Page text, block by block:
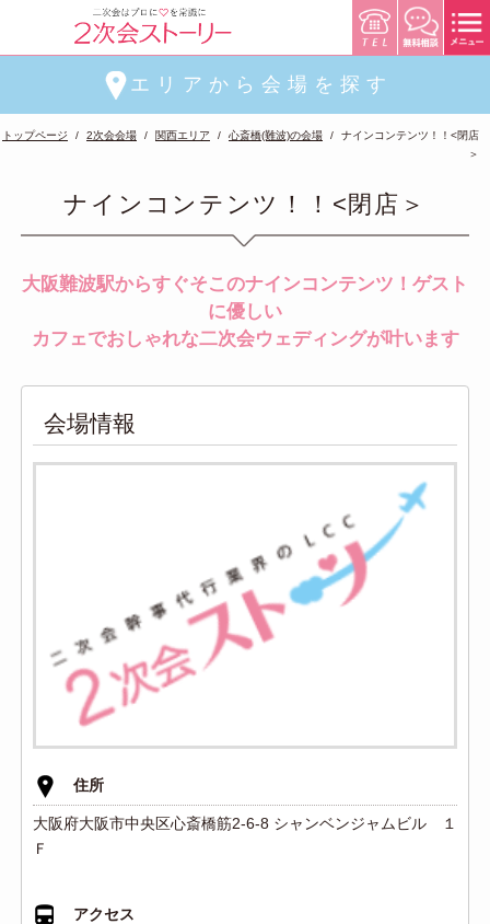
エリアから会場を探す
トップページ 2次会会場 関西エリア 心斎橋(難波)の会場
ナインコンテンツ！！<閉店
＞
ナインコンテンツ！！<閉店＞
大阪難波駅からすぐそこのナインコンテンツ！ゲスト
に優しい
カフェでおしゃれな二次会ウェディングが叶います
会場情報
住所
大阪府大阪市中央区心斎橋筋2-6-8 シャンベンジャムビル １
Ｆ
アクセス